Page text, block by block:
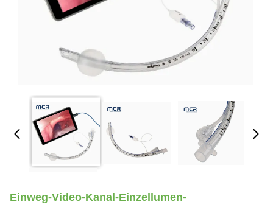
Einweg-Video-Kanal-Einzellumen-